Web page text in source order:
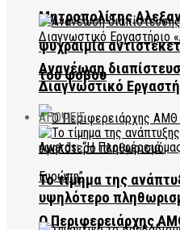
Μητροπολίτης
ψυχραιμία
του φόβου
Ο Περιφερειάρχης
Ανανέωση
Διαγνωστικό
ΑΠΟΨΕΙΣ
Το τίμημα της
υψηλότερο